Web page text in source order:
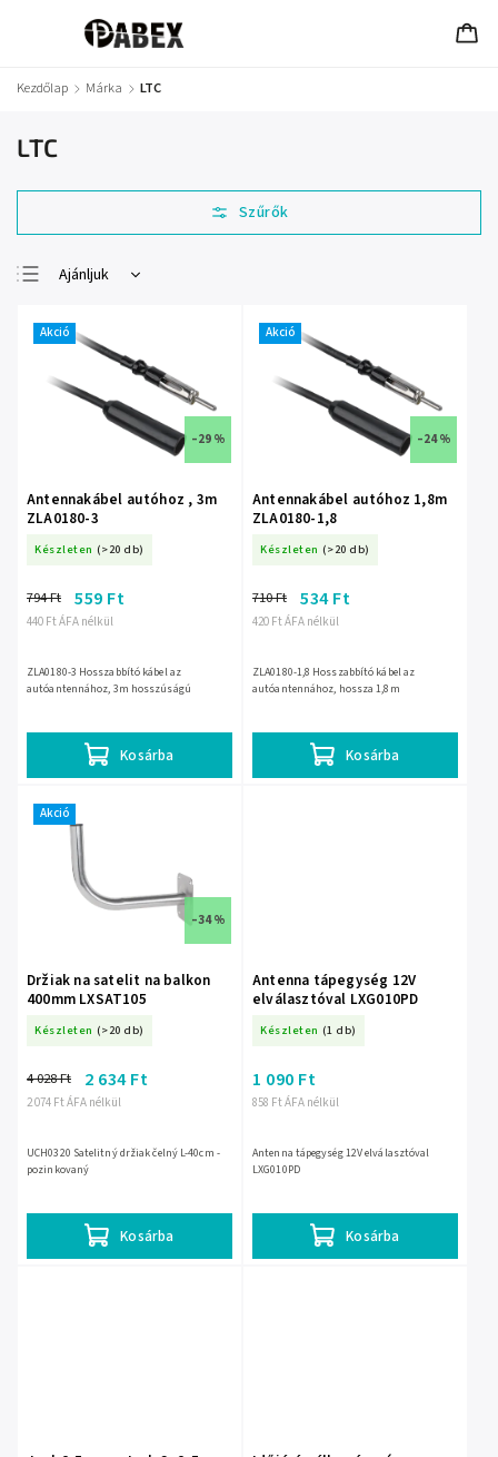
Kezdőlap / Márka / LTC
LTC
Ajánljuk
Legdrágább
Legnépszerűbb
termékek
ABC szerint
Akció
–29 %
Antennakábel autóhoz , 3m
ZLA0180-3
Készleten (>20 db)
440 Ft ÁFA nélkül
794 Ft 559 Ft
Kosárba
ZLA0180-3 Hosszabbító kábel az
autóantennához, 3m hosszúságú
Akció
–24 %
Antennakábel autóhoz 1,8m
ZLA0180-1,8
Készleten (>20 db)
420 Ft ÁFA nélkül
710 Ft 534 Ft
Kosárba
ZLA0180-1,8 Hosszabbító kábel az
autóantennához, hossza 1,8m
Akció
–34 %
Držiak na satelit na balkon
400mm LXSAT105
Készleten (>20 db)
2 074 Ft ÁFA nélkül
4 028 Ft 2 634 Ft
Kosárba
UCH0320 Satelitný držiak čelný L-40cm -
pozinkovaný
Antenna tápegység 12V
elválasztóval LXG010PD
Készleten (1 db)
858 Ft ÁFA nélkül
1 090 Ft
Kosárba
Antenna tápegység 12V elválasztóval
LXG010PD